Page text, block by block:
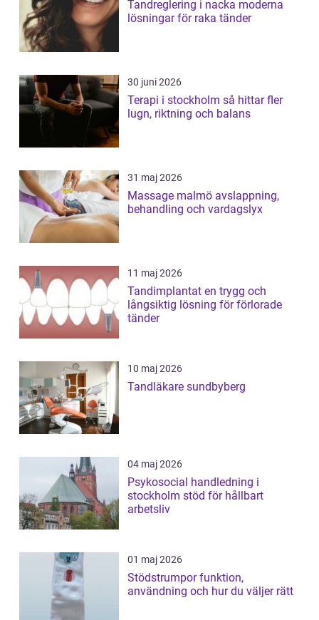
Tandreglering i nacka moderna
lösningar för raka tänder
30 juni 2026
Terapi i stockholm så hittar fler
lugn, riktning och balans
31 maj 2026
Massage malmö avslappning,
behandling och vardagslyx
11 maj 2026
Tandimplantat en trygg och
långsiktig lösning för förlorade
tänder
10 maj 2026
Tandläkare sundbyberg
04 maj 2026
Psykosocial handledning i
stockholm stöd för hållbart
arbetsliv
01 maj 2026
Stödstrumpor funktion,
användning och hur du väljer rätt